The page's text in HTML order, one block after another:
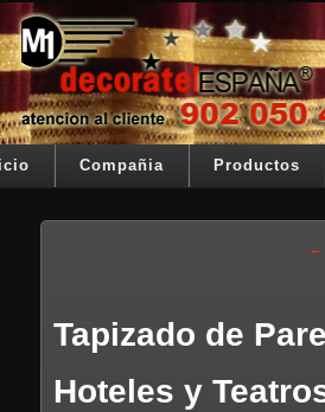
Ir al contenido principal
Decoratel España
Su telon de teatro es nuestra razón de ser
Menú principalCompañia Productos
←
Tapizado de
Hoteles y